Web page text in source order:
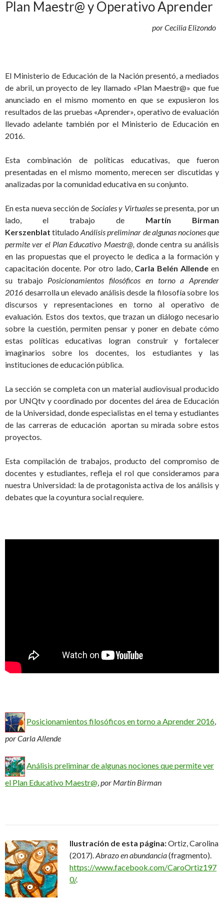
Plan Maestr@ y Operativo Aprender
porCecilia Elizondo
El Ministerio de Educación de la Nación presentó, a mediados
de abril, un proyecto de ley llamado «Plan Maestr@» que fue
anunciado en el mismo momento en que se expusieron los
resultados de las pruebas «Aprender», operativo de evaluación
llevado adelante también por el Ministerio de Educación en
2016.
Esta combinación de políticas educativas, que fueron
presentadas en el mismo momento, merecen ser discutidas y
analizadas por la comunidad educativa en su conjunto.
En esta nueva sección de Sociales y Virtualesse presenta, por un
lado, el trabajo de Martín Birman
Kerszenblat tituladoAnálisis preliminar de algunas nociones que
permite ver el Plan Educativo Maestr@, donde centra su análisis
en las propuestas que el proyecto le dedica a la formación y
capacitación docente. Por otro lado, Carla Belén Allende en
su trabajo Posicionamientos filosóficos en torno a Aprender
2016 desarrolla un elevado análisis desde la filosofía sobre los
discursos y representaciones en torno al operativo de
evaluación. Estos dos textos, que trazan un diálogo necesario
sobre la cuestión, permiten pensar y poner en debate cómo
estas políticas educativas logran construir y fortalecer
imaginarios sobre los docentes, los estudiantes y las
instituciones de educación pública.
La sección se completa con un material audiovisual producido
por UNQtv y coordinado por docentes del área de Educación
de la Universidad, donde especialistas en el tema y estudiantes
de las carreras de educación aportan su mirada sobre estos
proyectos.
Esta compilación de trabajos, producto del compromiso de
docentes y estudiantes, refleja el rol que consideramos para
nuestra Universidad: la de protagonista activa de los análisis y
debates que la coyuntura social requiere.
Posicionamientos filosóficos en torno a Aprender 2016,
por Carla Allende
Análisis preliminar de algunas nociones que permite ver
el Plan Educativo Maestr@,por Martín Birman
Ilustración de esta página:Ortiz, Carolina
(2017).Abrazo en abundancia(fragmento).
https://www.facebook.com/CaroOrtiz197
0/.